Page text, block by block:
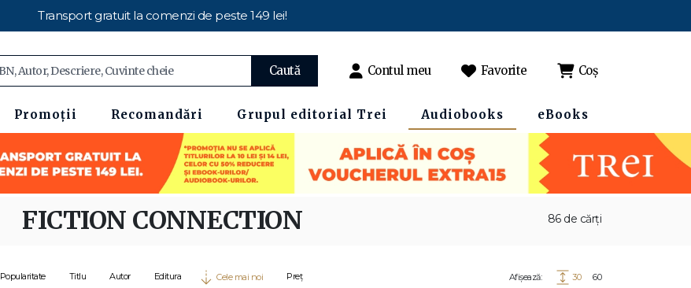
Transport gratuit la comenzi de peste 149 lei!
Caută Contul meu Favorite Coș
Promoții Recomandări Grupul editorial Trei Audiobooks eBooks
86 de cărți
FICTION CONNECTION
Popularitate Titlu Autor Editura Cele mai noi Preț Afișează: 30 60